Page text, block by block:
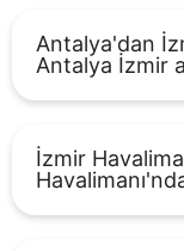
Antalya'dan
Antalya İzmir
İzmir